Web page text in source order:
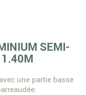
SEMI-
1.40M
une partie basse